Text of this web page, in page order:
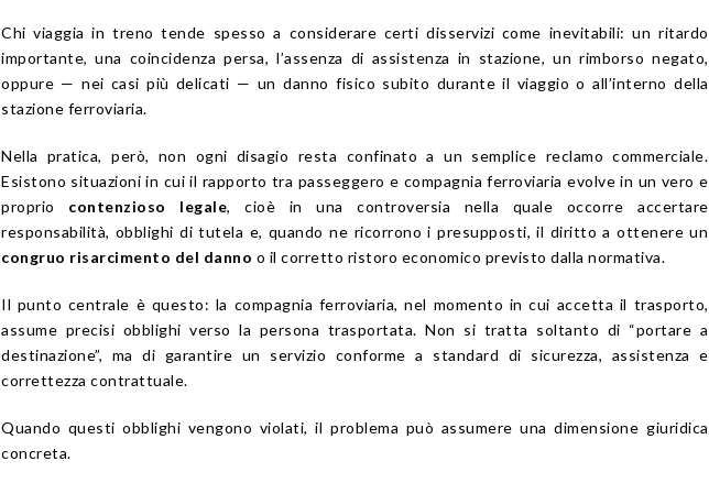
Chi viaggia in treno tende spesso a considerare certi disservizi come inevitabili: un ritardo
importante, una coincidenza persa, l’assenza di assistenza in stazione, un rimborso negato,
oppure — nei casi più delicati — un danno fisico subito durante il viaggio o all’interno della
stazione ferroviaria.
Nella pratica, però, non ogni disagio resta confinato a un semplice reclamo commerciale.
Esistono situazioni in cui il rapporto tra passeggero e compagnia ferroviaria evolve in un vero e
proprio contenzioso legale, cioè in una controversia nella quale occorre accertare
responsabilità, obblighi di tutela e, quando ne ricorrono i presupposti, il diritto a ottenere un
congruo risarcimento del danno o il corretto ristoro economico previsto dalla normativa.
Il punto centrale è questo: la compagnia ferroviaria, nel momento in cui accetta il trasporto,
assume precisi obblighi verso la persona trasportata. Non si tratta soltanto di “portare a
destinazione”, ma di garantire un servizio conforme a standard di sicurezza, assistenza e
correttezza contrattuale.
Quando questi obblighi vengono violati, il problema può assumere una dimensione giuridica
concreta.